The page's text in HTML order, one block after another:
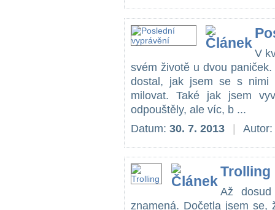
V
svém životě u dvou
dostal, jak jsem se s nimi
milovat. Také jak jsem
odpouštěly, ale víc, b ...
Datum: 30. 7. 2013 Autor:
Trolling
Až
znamená. Dočetla jsem se,